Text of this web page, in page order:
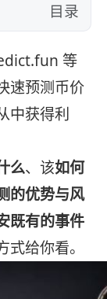
目录
等
速预测币价
中获得利
么、该如何
的优势与风
既有的事件
给你看。